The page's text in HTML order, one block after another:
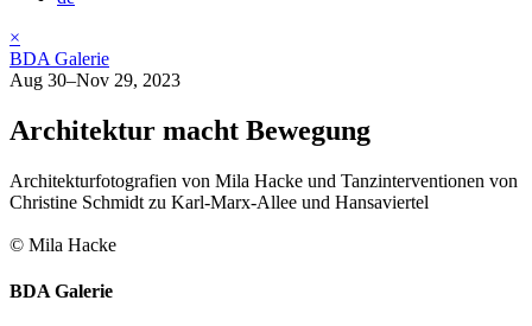
×
BDA Galerie
Aug 30–Nov 29, 2023
Architektur macht Bewegung
Architekturfotografien von Mila Hacke und Tanzinterventionen von
Christine Schmidt zu Karl-Marx-Allee und Hansaviertel
© Mila Hacke
BDA Galerie